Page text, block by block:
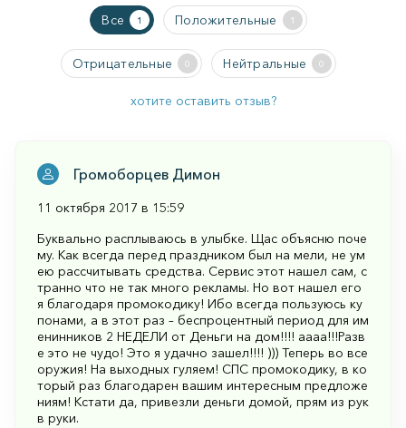
Все 1 Положительные 1
Отрицательные 0 Нейтральные 0
хотите оставить отзыв?
Громоборцев Димон
11 октября 2017 в 15:59
Буквально расплываюсь в улыбке. Щас объясню поче
му. Как всегда перед праздником был на мели, не ум
ею рассчитывать средства. Сервис этот нашел сам, с
транно что не так много рекламы. Но вот нашел его
я благодаря промокодику! Ибо всегда пользуюсь ку
понами, а в этот раз – беспроцентный период для им
енинников 2 НЕДЕЛИ от Деньги на дом!!!! аааа!!!Разв
е это не чудо! Это я удачно зашел!!!! ))) Теперь во все
оружия! На выходных гуляем! СПС промокодику, в ко
торый раз благодарен вашим интересным предложе
ниям! Кстати да, привезли деньги домой, прям из рук
в руки.